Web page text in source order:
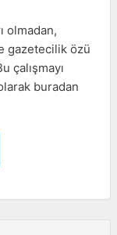
olmadan,
gazetecilik özü
çalışmayı
buradan